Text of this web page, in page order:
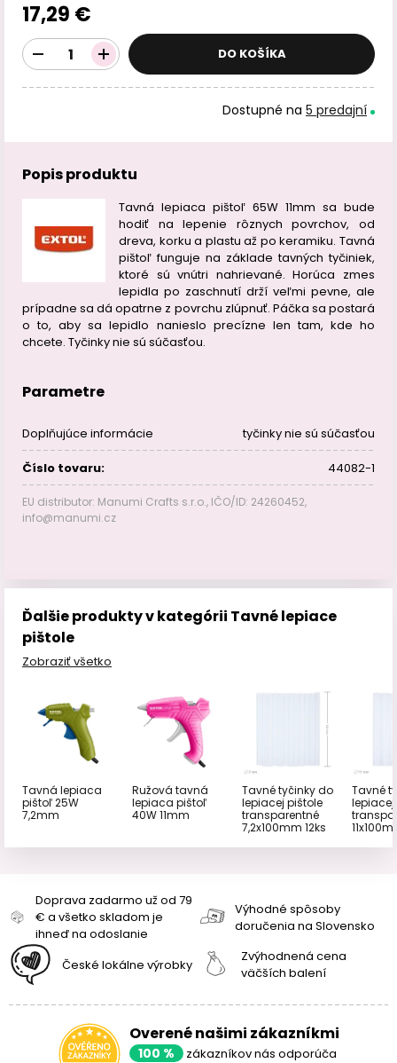
17,29 €
DO KOŠÍKA
Dostupné na 5 predajní
Popis produktu
Tavná lepiaca pištoľ 65W 11mm sa bude
hodiť na lepenie rôznych povrchov, od
dreva, korku a plastu až po keramiku. Tavná
pištoľ funguje na základe tavných tyčiniek,
ktoré sú vnútri nahrievané. Horúca zmes
lepidla po zaschnutí drží veľmi pevne, ale
prípadne sa dá opatrne z povrchu zlúpnuť. Páčka sa postará
o to, aby sa lepidlo nanieslo precízne len tam, kde ho
chcete. Tyčinky nie sú súčasťou.
Parametre
Doplňujúce informácie tyčinky nie sú súčasťou
Číslo tovaru: 44082-1
EU distributor: Manumi Crafts s.r.o., IČO/ID: 24260452,
info@manumi.cz
Ďalšie produkty v kategórii Tavné lepiace
pištole
Zobraziť všetko
Tavná lepiaca
pištoľ 25W
7,2mm
Ružová tavná
lepiaca pištoľ
40W 11mm
Tavné tyčinky do
lepiacej pištole
transparentné
7,2x100mm 12ks
Tavné
lepiacej
Doprava zadarmo už od 79
€ a všetko skladom je
ihneď na odoslanie
Výhodné spôsoby
doručenia na Slovensko
České lokálne výrobky
Zvýhodnená cena
väčších balení
Overené našimi zákazníkmi
100 % zákazníkov nás odporúča